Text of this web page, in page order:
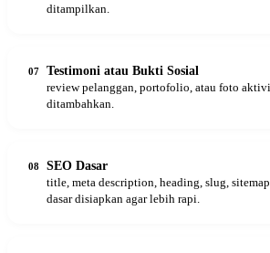
ditampilkan.
07 Testimoni atau Bukti Sosial
review pelanggan, portofolio, atau foto
ditambahkan.
08 SEO Dasar
title, meta description, heading, slug,
dasar disiapkan agar lebih rapi.